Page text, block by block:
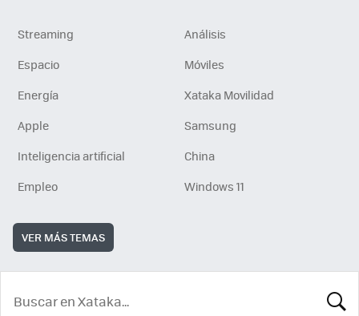
Streaming
Análisis
Espacio
Móviles
Energía
Xataka Movilidad
Apple
Samsung
Inteligencia artificial
China
Empleo
Windows 11
VER MÁS TEMAS